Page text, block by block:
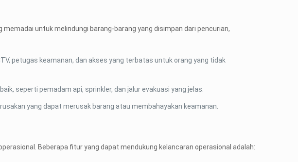
untuk melindungi barang-barang yang disimpan dari pencurian,
petugas keamanan, dan akses yang terbatas untuk orang yang tidak
seperti pemadam api, sprinkler, dan jalur evakuasi yang jelas.
yang dapat merusak barang atau membahayakan keamanan.
Beberapa fitur yang dapat mendukung kelancaran operasional adalah: